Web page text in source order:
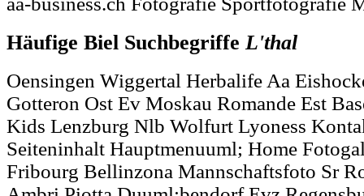
Häufige Biel Suchbegriffe L'thal
Oensingen Wiggertal Herbalife Aa
Gotteron Ost Ev Moskau Romande Est
Kids Lenzburg Nlb Wolfurt Lyoness
Seiteninhalt Hauptmenuuml; Home
Fribourg Bellinzona Mannschaftsfoto Sr